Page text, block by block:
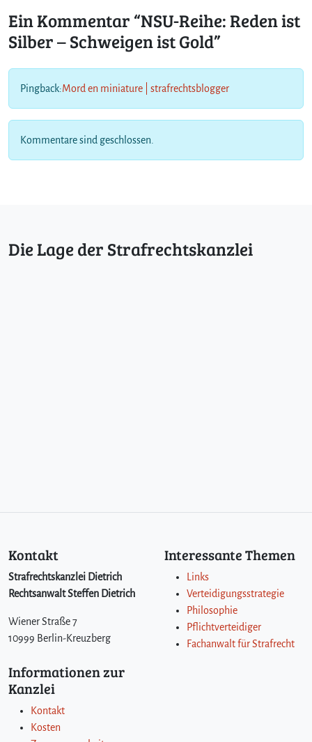
Ein Kommentar “NSU-Reihe: Reden ist
Silber – Schweigen ist Gold”
Pingback:Mord en miniature | strafrechtsblogger
Kommentare sind geschlossen.
Die Lage der Strafrechtskanzlei
Kontakt
Strafrechtskanzlei Dietrich
Rechtsanwalt Steffen Dietrich
Wiener Straße 7
10999 Berlin-Kreuzberg
Interessante Themen
Links
Verteidigungsstrategie
Philosophie
Pflichtverteidiger
Fachanwalt für Strafrecht
Informationen zur
Kanzlei
Kontakt
Kosten